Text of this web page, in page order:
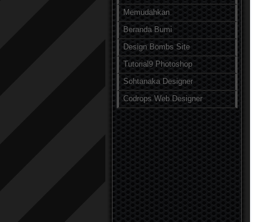
Memudahkan
Beranda Bumi
Design Bombs Site
Tutorial9 Photoshop
Sohtanaka Designer
Codrops Web Designer